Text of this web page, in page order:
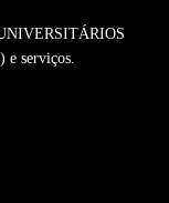
serviços.